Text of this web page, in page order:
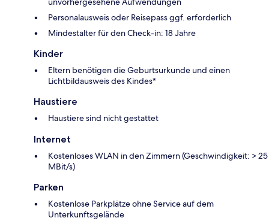
Personalausweis oder Reisepass ggf. erforderlich
Mindestalter für den Check-in: 18 Jahre
Kinder
Eltern benötigen die Geburtsurkunde und einen
Lichtbildausweis des Kindes*
Haustiere
Haustiere sind nicht gestattet
Internet
Kostenloses WLAN in den Zimmern (Geschwindigkeit: > 25
MBit/s)
Parken
Kostenlose Parkplätze ohne Service auf dem
Unterkunftsgelände